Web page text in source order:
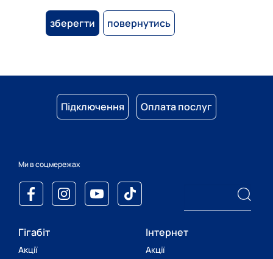
зберегти повернутись
Підключення Оплата послуг
Ми в соцмережах
Гігабіт
Акції
Інтернет
Акції